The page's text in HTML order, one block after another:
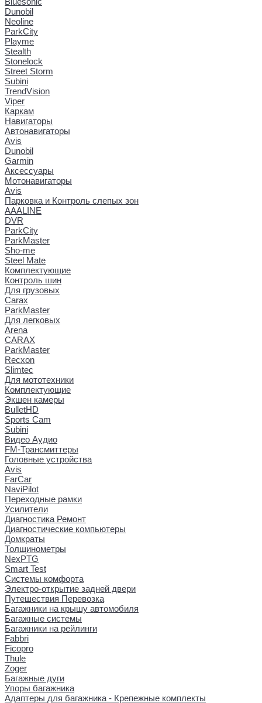
Dunobil
Neoline
ParkCity
Playme
Stealth
Stonelock
Street Storm
Subini
TrendVision
Viper
Каркам
Навигаторы
Автонавигаторы
Avis
Dunobil
Garmin
Аксессуары
Мотонавигаторы
Avis
Парковка и Контроль слепых зон
AAALINE
DVR
ParkCity
ParkMaster
Sho-me
Steel Mate
Комплектующие
Контроль шин
Для грузовых
Carax
ParkMaster
Для легковых
Arena
CARAX
ParkMaster
Recxon
Slimtec
Для мототехники
Комплектующие
Экшен камеры
BulletHD
Sports Cam
Subini
Видео Аудио
FM-Трансмиттеры
Головные устройства
Avis
FarCar
NaviPilot
Переходные рамки
Усилители
Диагностика Ремонт
Диагностические компьютеры
Домкраты
Толщинометры
NexPTG
Smart Test
Системы комфорта
Электро-открытие задней двери
Путешествия Перевозка
Багажники на крышу автомобиля
Багажные системы
Багажники на рейлинги
Fabbri
Ficopro
Thule
Zoger
Багажные дуги
Упоры багажника
Адаптеры для багажника - Крепежные комплекты